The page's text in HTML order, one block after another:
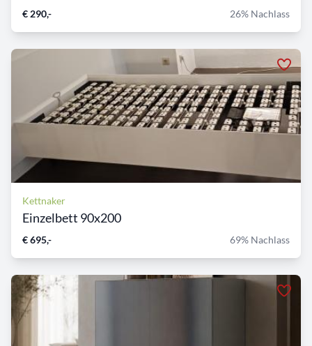
€ 290,- 26% Nachlass
Kettnaker
Einzelbett 90x200
€ 695,- 69% Nachlass